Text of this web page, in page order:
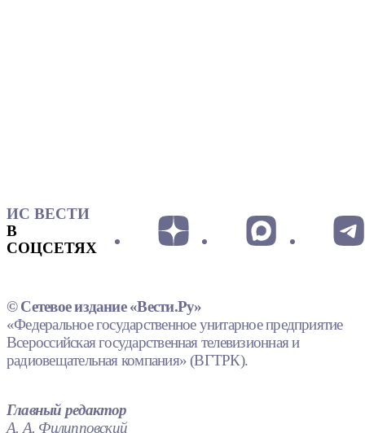
ИС ВЕСТИ
В
СОЦСЕТЯХ
© Сетевое издание «Вести.Ру»
«Федеральное государственное унитарное предприятие
Всероссийская государственная телевизионная и
радиовещательная компания» (ВГТРК).
Главный редактор
А. А. Филипповский